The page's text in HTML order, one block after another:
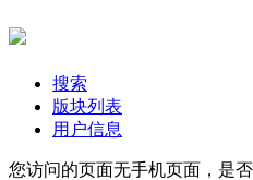
搜索
版块列表
用户信息
您访问的页面无手机页面，是